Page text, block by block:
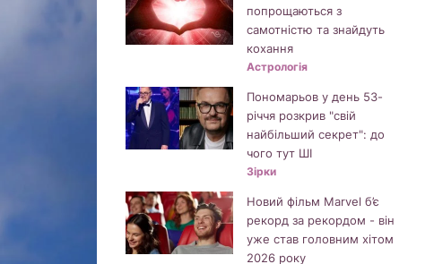
попрощаються з
самотністю та знайдуть
кохання
Астрологія
Пономарьов у день 53-
річчя розкрив "свій
найбільший секрет": до
чого тут ШІ
Зірки
Новий фільм Marvel б’є
рекорд за рекордом - він
уже став головним хітом
2026 року